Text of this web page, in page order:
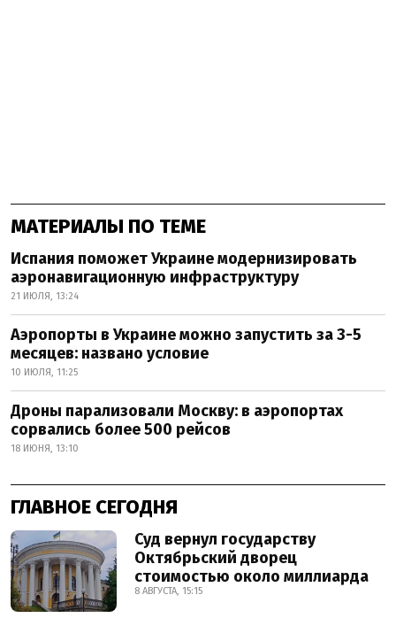
МАТЕРИАЛЫ ПО ТЕМЕ
Испания поможет Украине модернизировать
аэронавигационную инфраструктуру
21 ИЮЛЯ, 13:24
Аэропорты в Украине можно запустить за 3-5
месяцев: названо условие
10 ИЮЛЯ, 11:25
Дроны парализовали Москву: в аэропортах
сорвались более 500 рейсов
18 ИЮНЯ, 13:10
ГЛАВНОЕ СЕГОДНЯ
Суд вернул государству
Октябрьский дворец
стоимостью около миллиарда
8 АВГУСТА, 15:15